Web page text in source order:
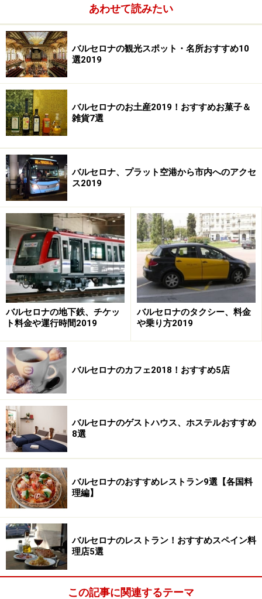
＜DATA＞
■Dos i Una（ドス・イ・ウナ）
住所：Roselló 275 Barcelona
TEL：(34) 93 2177 032
営業時間：10:30～14:00、17:00～20:30
定休日：日曜
マール・デ・カバ
インテリアショップのような素敵な店内。手作り感いっぱい
の商品も
こちらは2012年にオープンしたばかりの20～40代の女性
に人気のカフェ兼雑貨店。入り口付近はかわいいカフェ
になっており、その奥の広々としたお洒落なインテリア
空間にバルセロナの若手デザイナーのグッズが並んでい
ます。商品はアクセサリーやカトラリー、マグカップや
食器、クッションカバーや鞄から家具など。オーナーの
マールさんはインテリアデザイナーとあり、ショップ空
間の演出も素敵。足安めにカフェでお茶をしてからショ
ッピングできるのもポイント高し。
あわせて読みたい
バルセロナの観光スポット・名所おすすめ10
選2019
バルセロナのお土産2019！おすすめお菓子＆
雑貨7選
バルセロナ、プラット空港から市内へのアクセ
ス2019
バルセロナの地下鉄、チケッ
ト料金や運行時間2019
バルセロナのタクシー、料金
や乗り方2019
バルセロナのカフェ2018！おすすめ5店
バルセロナのゲストハウス、ホステルおすすめ
8選
バルセロナのおすすめレストラン9選【各国料
理編】
バルセロナのレストラン！おすすめスペイン料
理店5選
この記事に関連するテーマ